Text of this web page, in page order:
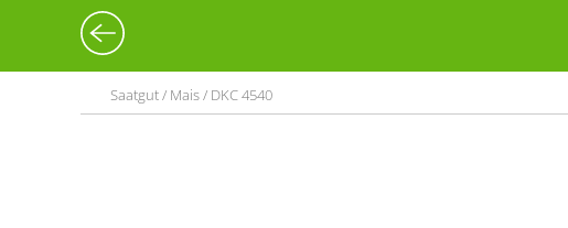
Saatgut / Mais / DKC 4540